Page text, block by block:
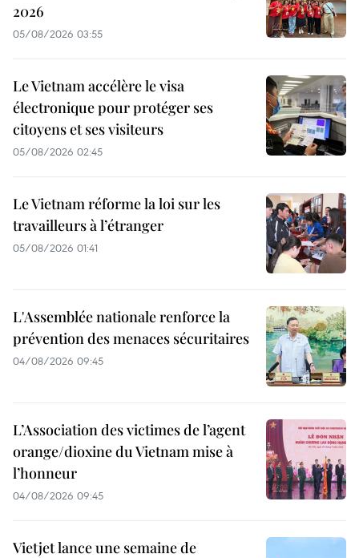
2026
05/08/2026 03:55
Le Vietnam accélère le visa
électronique pour protéger ses
citoyens et ses visiteurs
05/08/2026 02:45
Le Vietnam réforme la loi sur les
travailleurs à l’étranger
05/08/2026 01:41
L'Assemblée nationale renforce la
prévention des menaces sécuritaires
04/08/2026 09:45
L’Association des victimes de l’agent
orange/dioxine du Vietnam mise à
l’honneur
04/08/2026 09:45
Vietjet lance une semaine de